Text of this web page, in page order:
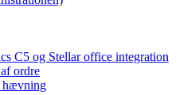
C5 og Stellar office integration
ordre
hævning